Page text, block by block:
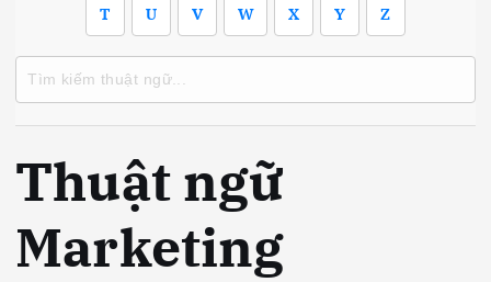
T U V W X Y Z
Thuật ngữ
Marketing